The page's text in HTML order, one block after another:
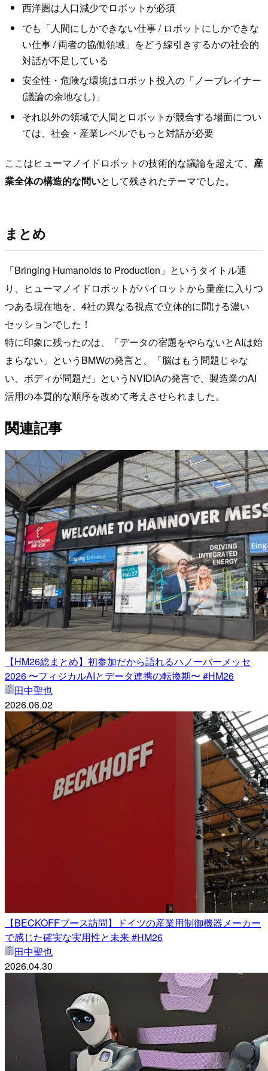
西洋圏は人口減少でロボットが必須
でも「人間にしかできない仕事 / ロボットにしかできな
い仕事 / 両者の協働領域」をどう線引きするかの社会的
対話が不足している
安全性・危険な環境はロボット投入の「ノーブレイナー
(議論の余地なし)」
それ以外の領域で人間とロボットが競合する場面につい
ては、社会・産業レベルでもっと対話が必要
ここはヒューマノイドロボットの技術的な議論を超えて、 産
業全体の構造的な問いとして残されたテーマでした。
まとめ
「Bringing Humanoids to Production」というタイトル通
り、ヒューマノイドロボットがパイロットから量産に入りつ
つある現在地を、4社の異なる視点で立体的に聞ける濃い
セッションでした！
特に印象に残ったのは、「データの宿題をやらないとAIは始
まらない」というBMWの発言と、「脳はもう問題じゃな
い、ボディが問題だ」というNVIDIAの発言で、製造業のAI
活用の本質的な順序を改めて考えさせられました。
関連記事
【HM26総まとめ】初参加だから語れるハノーバーメッセ
2026 〜フィジカルAIとデータ連携の転換期〜 #HM26
田中聖也
2026.06.02
【BECKOFFブース訪問】ドイツの産業用制御機器メーカー
で感じた確実な実用性と未来 #HM26
田中聖也
2026.04.30